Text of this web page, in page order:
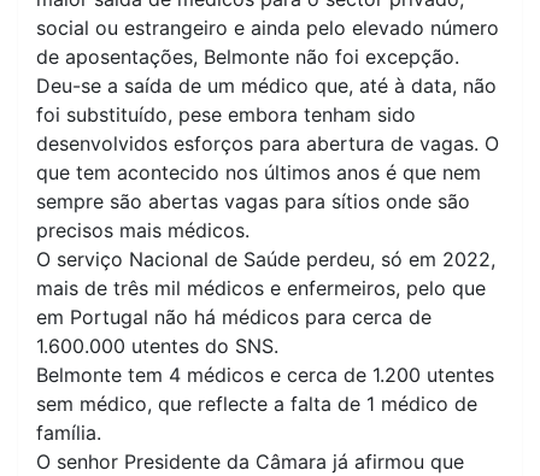
social ou estrangeiro e ainda pelo elevado número
de aposentações, Belmonte não foi excepção.
Deu-se a saída de um médico que, até à data, não
foi substituído, pese embora tenham sido
desenvolvidos esforços para abertura de vagas. O
que tem acontecido nos últimos anos é que nem
sempre são abertas vagas para sítios onde são
precisos mais médicos.
O serviço Nacional de Saúde perdeu, só em 2022,
mais de três mil médicos e enfermeiros, pelo que
em Portugal não há médicos para cerca de
1.600.000 utentes do SNS.
Belmonte tem 4 médicos e cerca de 1.200 utentes
sem médico, que reflecte a falta de 1 médico de
família.
O senhor Presidente da Câmara já afirmou que